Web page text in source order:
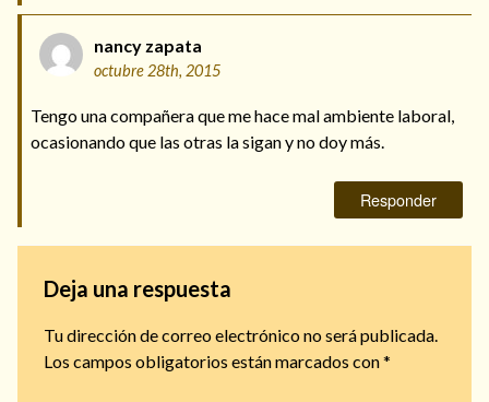
nancy zapata
octubre 28th, 2015
Tengo una compañera que me hace mal ambiente laboral,
ocasionando que las otras la sigan y no doy más.
Responder
Deja una respuesta
Tu dirección de correo electrónico no será publicada.
Los campos obligatorios están marcados con*